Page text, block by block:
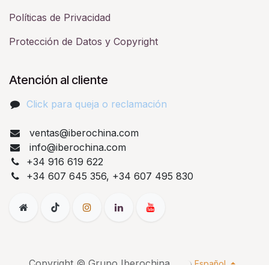
Políticas de Privacidad
Protección de Datos y Copyright
Atención al cliente
Click para queja o reclamación​
ventas@iberochina.com
info@iberochina.com
+34 916 619 622
+34 607 645 356, +34 607 495 830